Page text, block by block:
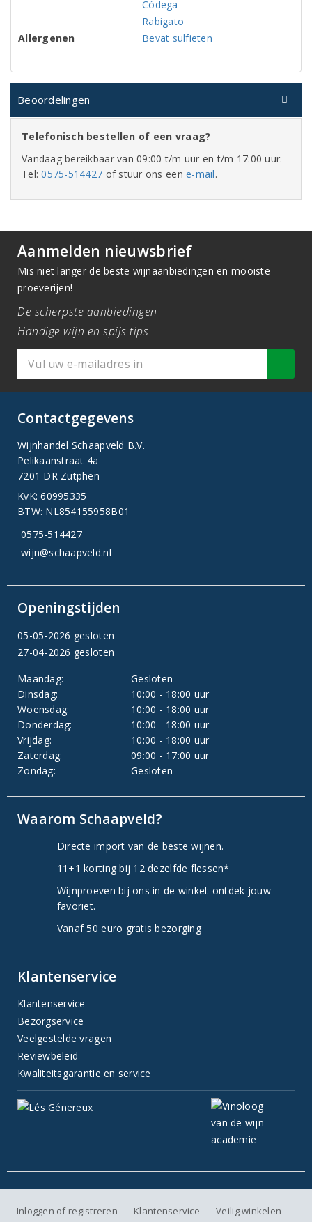
Códega
Rabigato
Allergenen
Bevat sulfieten
Beoordelingen
Telefonisch bestellen of een vraag?
Vandaag bereikbaar van 09:00 t/m uur en t/m 17:00 uur.
Tel:0575-514427 of stuur ons eene-mail.
Aanmelden nieuwsbrief
Mis niet langer de beste wijnaanbiedingen en mooiste
proeverijen!
De scherpste aanbiedingen
Handige wijn en spijs tips
Contactgegevens
Wijnhandel Schaapveld B.V.
Pelikaanstraat 4a
7201 DR Zutphen
KvK: 60995335
BTW: NL854155958B01
0575-514427
wijn@schaapveld.nl
Openingstijden
05-05-2026 gesloten
27-04-2026 gesloten
Maandag:
Gesloten
Dinsdag:
10:00 - 18:00 uur
Woensdag:
10:00 - 18:00 uur
Donderdag:
10:00 - 18:00 uur
Vrijdag:
10:00 - 18:00 uur
Zaterdag:
09:00 - 17:00 uur
Zondag:
Gesloten
Waarom Schaapveld?
Directe import van de beste wijnen.
11+1 korting bij 12 dezelfde flessen*
Wijnproeven bij ons in de winkel: ontdek jouw
favoriet.
Vanaf 50 euro gratis bezorging
Klantenservice
Klantenservice
Bezorgservice
Veelgestelde vragen
Reviewbeleid
Kwaliteitsgarantie en service
Inloggen of registreren Klantenservice Veilig winkelen